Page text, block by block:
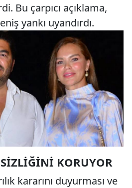
Bu çarpıcı açıklama,
yankı uyandırdı.
KORUYOR
kararını duyurması ve